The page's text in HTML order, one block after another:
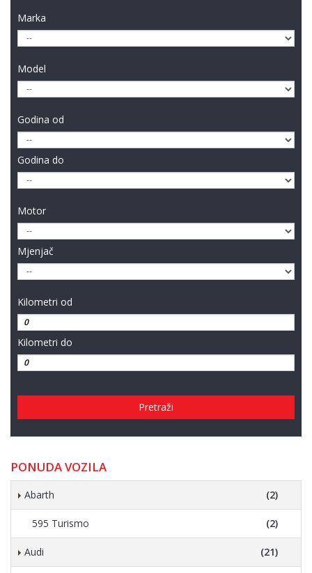
Marka
Model
Godina od
Godina do
Motor
Mjenjač
Kilometri od
Kilometri do
Pretraži
PONUDA VOZILA
Abarth (2)
595 Turismo (2)
Audi (21)